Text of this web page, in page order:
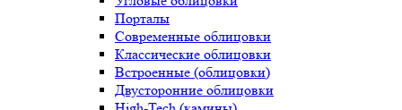
Порталы
Современные облицовки
Классические облицовки
Встроенные (облицовки)
Двусторонние облицовки